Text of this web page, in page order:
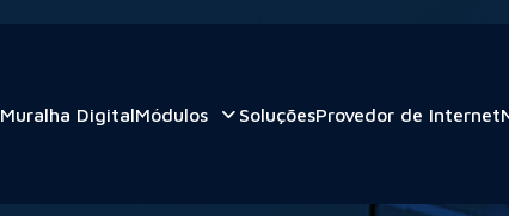
Muralha DigitalMódulos SoluçõesProvedor de Internet